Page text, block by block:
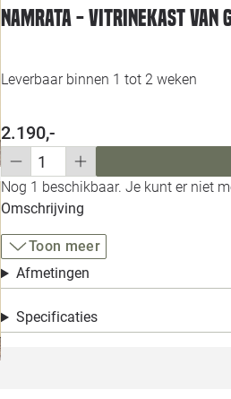
Namrata - Vitrinekast van
Leverbaar binnen 1 tot 2 weken
2.190,-
Nog 1 beschikbaar. Je kunt er niet
Omschrijving
Toon meer
Afmetingen
Specificaties